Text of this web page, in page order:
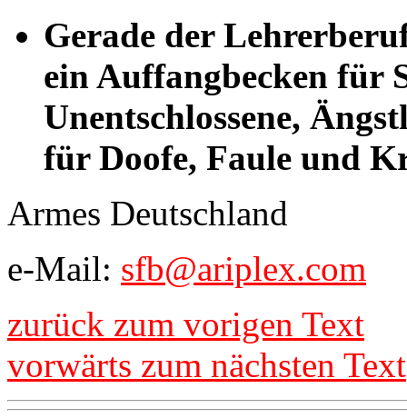
Gerade der
ein Auffangbecken für
Unentschlossene,
für Doofe, Faule und
Armes Deutschland
e-Mail: sfb@ariplex.com
zurück zum vorigen Text
vorwärts zum nächsten Text